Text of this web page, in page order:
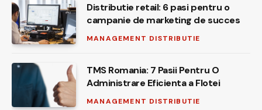
Distributie retail: 6 pasi pentru o
campanie de marketing de succes
MANAGEMENT DISTRIBUTIE
TMS Romania: 7 Pasii Pentru O
Administrare Eficienta a Flotei
MANAGEMENT DISTRIBUTIE